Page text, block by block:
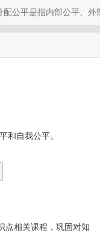
配公平是指内部公平
和自我公平。
点相关课程，巩固对知